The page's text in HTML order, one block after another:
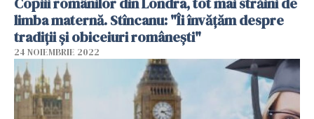
limba maternă. Stîncanu: "Îi învățăm despre
tradiții și obiceiuri românești"
24 NOIEMBRIE 2022